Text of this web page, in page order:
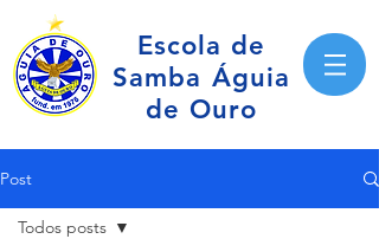
Escola de
Samba Águia
de Ouro
Post
Todos posts